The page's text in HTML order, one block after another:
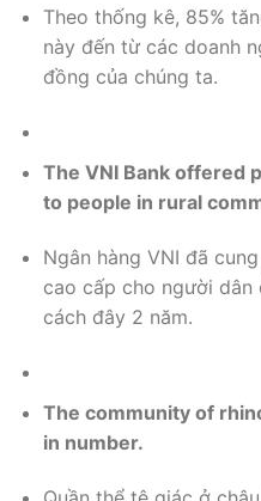
Theo thống kê, 85%
này đến từ các doanh
đồng của chúng ta.
The VNI Bank offered
to people in rural
Ngân hàng VNI đã
cao cấp cho người
cách đây 2 năm.
The community of
in number.